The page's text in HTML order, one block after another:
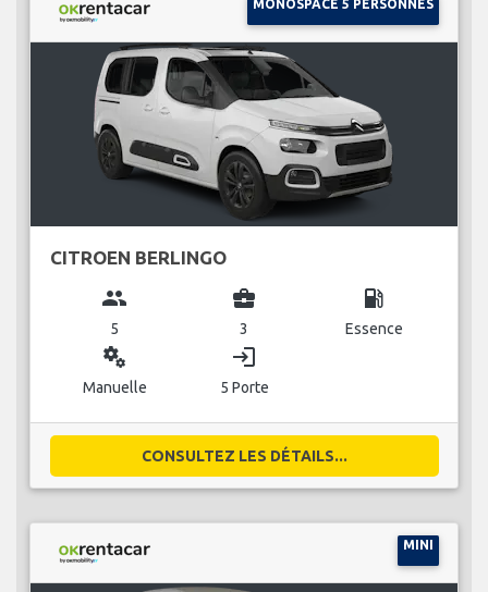
MONOSPACE 5 PERSONNES
CITROEN BERLINGO
group
5
business_center
3
local_gas_station
Essence
miscellaneous_services
Manuelle
login
5 Porte
CONSULTEZ LES DÉTAILS...
MINI